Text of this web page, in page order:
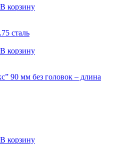
В корзину
сталь
В корзину
90 мм без головок – длина
В корзину